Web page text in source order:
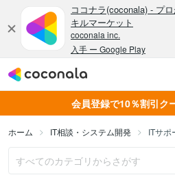
会員登録で10％割引ク
ホーム IT相談・システム開発 ITサポ